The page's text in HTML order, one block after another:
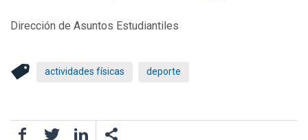
Dirección de Asuntos Estudiantiles
actividades físicas deporte
FacebookTwitter LinkedIn